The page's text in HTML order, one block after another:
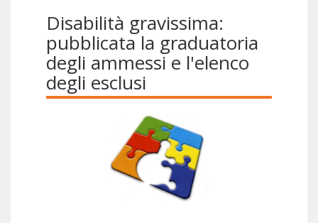
Disabilità gravissima:
pubblicata la graduatoria
degli ammessi e l'elenco
degli esclusi